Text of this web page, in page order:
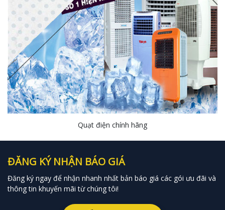
Quạt điện chính hãng
ĐĂNG KÝ NHẬN BÁO GIÁ
Đăng ký ngay để nhận nhanh nhất bản báo giá các gói ưu đãi và
thông tin khuyến mãi từ chúng tôi!